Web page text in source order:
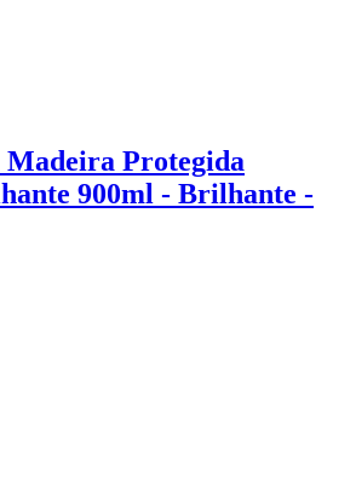
Protegida
900ml - Brilhante -